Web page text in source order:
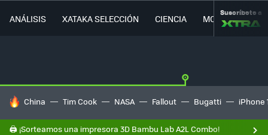
ANÁLISIS XATAKA SELECCIÓN CIENCIA MOVILIDAD
Suscríbete a
HOY SE HABLA DE
China Tim Cook NASA Fallout Bugatti iPhone
🖨️ ¡Sorteamos una impresora 3D Bambu Lab A2L Combo!